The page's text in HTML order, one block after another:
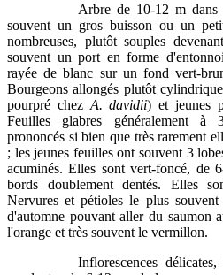
Arbre de 10-12 m dans
souvent un gros buisson ou un
nombreuses, plutôt souples
souvent un port en forme
rayée de blanc sur un fond vert-
Bourgeons allongés plutôt
pourpré chez A. davidii) et jeunes
Feuilles glabres généralement à
prononcés si bien que très rarement
; les jeunes feuilles ont souvent 3
acuminés. Elles sont vert-foncé, de
bords doublement dentés. Elles
Nervures et pétioles le plus
d'automne pouvant aller du saumon
l'orange et très souvent le vermillon.
Inflorescences